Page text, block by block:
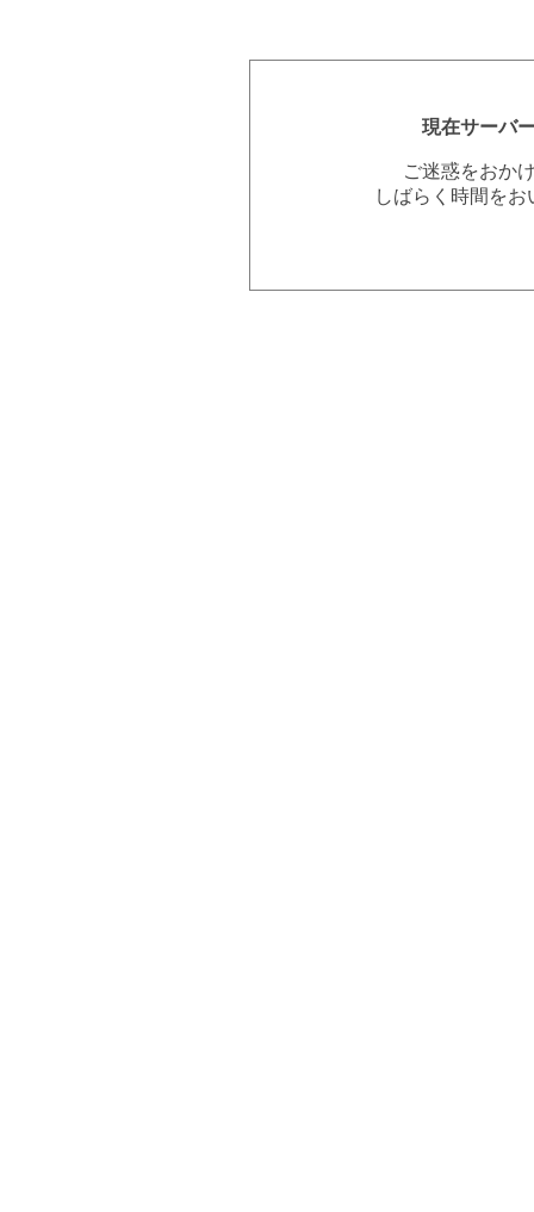
現在サーバ
ご迷惑をおか
しばらく時間を